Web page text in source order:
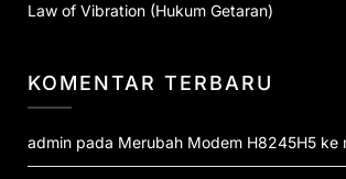
Law of Vibration (Hukum Getaran)
KOMENTAR TERBARU
admin pada Merubah Modem H8245H5 ke